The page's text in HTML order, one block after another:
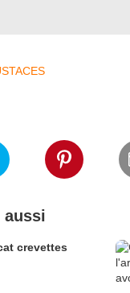
aussi
crevettes